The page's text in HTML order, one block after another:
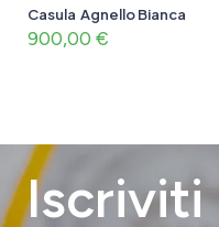
Casula Agnello Bianca
900,00 €
Iscriviti